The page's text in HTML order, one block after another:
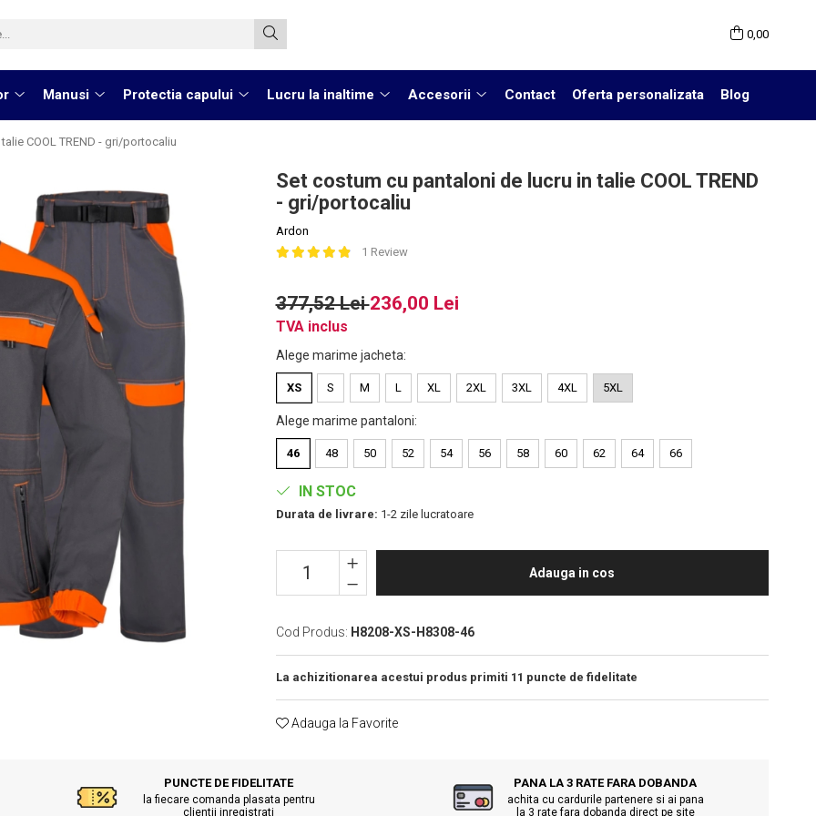
0,00
Manusi Protectia capului Lucru la inaltime Accesorii Contact Oferta personalizata Blog
COOL TREND - gri/portocaliu
Set costum cu pantaloni de lucru in talie COOL TREND
- gri/portocaliu
Ardon
1 Review
377,52 Lei236,00 Lei
TVA inclus
Alege marime jacheta:
XS S M L XL 2XL 3XL 4XL 5XL
Alege marime pantaloni:
46 48 50 52 54 56 58 60 62 64 66
IN STOC
Durata de livrare: 1-2 zile lucratoare
Adauga in cos
Cod Produs: H8208-XS-H8308-46
La achizitionarea acestui produs primiti 11 puncte de fidelitate
Adauga la Favorite
PUNCTE DE FIDELITATE
la fiecare comanda plasata pentru
clientii inregistrati
PANA LA 3 RATE FARA DOBANDA
achita cu cardurile partenere si ai pana
la 3 rate fara dobanda direct pe site